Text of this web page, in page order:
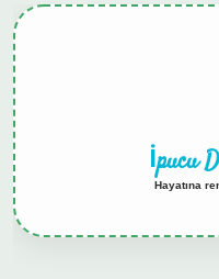
İpucu
Hayatına